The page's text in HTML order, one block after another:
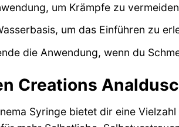
um Krämpfe zu
um das Einführen zu
die Anwendung, wenn du
Creations
Syringe bietet dir eine